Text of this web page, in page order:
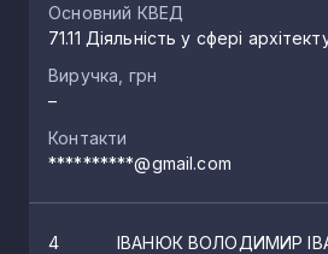
Основний КВЕД
71.11 Діяльність у сфері
Виручка, грн
–
Контакти
**********@gmail.com
4 ІВАНЮК ВОЛОДИМИР